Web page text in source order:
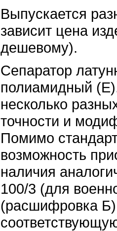
Выпускается
зависит цена
дешевому).
Сепаратор
полиамидный
несколько
точности и
Помимо
возможность
наличия
100/3 (для
(расшифровка